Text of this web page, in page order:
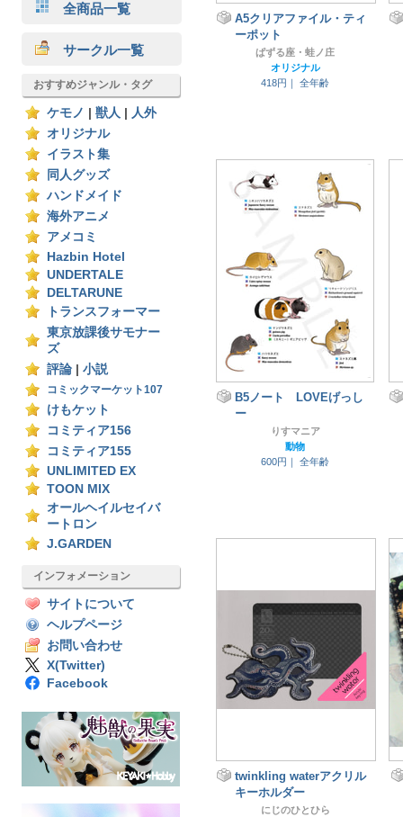
全商品一覧
サークル一覧
おすすめジャンル・タグ
ケモノ 獣人
人外
オリジナル
イラスト集
同人グッズ
ハンドメイド
海外アニメ
アメコミ
Hazbin Hotel
UNDERTALE
DELTARUNE
トランスフォーマー
東京放課後サモナー
ズ
評論
小説
コミックマーケット107
けもケット
コミティア156
コミティア155
UNLIMITED EX
TOON MIX
オールヘイルセイバ
ートロン
J.GARDEN
インフォメーション
サイトについて
ヘルプページ
お問い合わせ
X(Twitter)
Facebook
A5クリアファイル・ティ
ーポット
ぱずる座・蛙ノ庄
オリジナル
418円｜
全年齢
B5ノート LOVEげっし
ー
りすマニア
動物
600円｜
全年齢
twinkling waterアクリル
キーホルダー
にじのひとひら